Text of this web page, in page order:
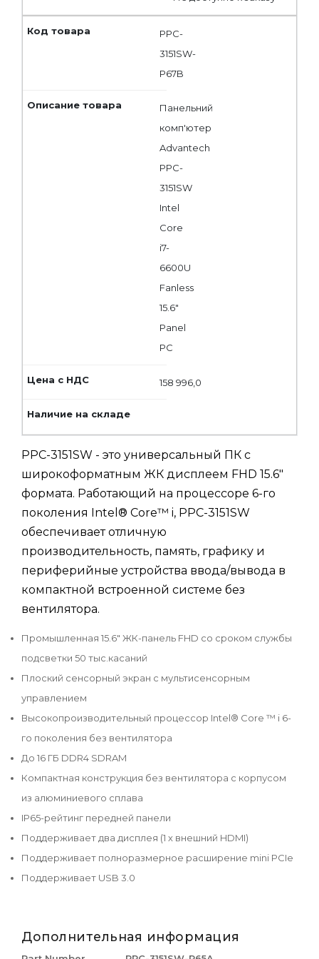
PPC-
3151SW-
P67B
Панельний
комп'ютер
Advantech
PPC-
3151SW
Intel
Core
i7-
6600U
Fanless
15.6"
Panel
PC
158 996,0
PPC-3151SW - это универсальный ПК с
широкоформатным ЖК дисплеем FHD 15.6"
формата. Работающий на процессоре 6-го
поколения Intel® Core™ i, PPC-3151SW
обеспечивает отличную
производительность, память, графику и
периферийные устройства ввода/вывода в
компактной встроенной системе без
вентилятора.
Промышленная 15.6" ЖК-панель FHD со сроком службы
подсветки 50 тыс.касаний
Плоский сенсорный экран с мультисенсорным
управлением
Высокопроизводительный процессор Intel® Core ™ i 6-
го поколения без вентилятора
До 16 ГБ DDR4 SDRAM
Компактная конструкция без вентилятора с корпусом
из алюминиевого сплава
IP65-рейтинг передней панели
Поддерживает два дисплея (1 х внешний HDMI)
Поддерживает полноразмерное расширение mini PCIe
Поддерживает USB 3.0
Дополнительная информация